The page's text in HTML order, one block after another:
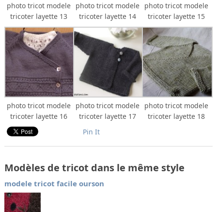
photo tricot modele
tricoter layette 13
photo tricot modele
tricoter layette 14
photo tricot modele
tricoter layette 15
photo tricot modele
tricoter layette 16
photo tricot modele
tricoter layette 17
photo tricot modele
tricoter layette 18
Pin It
Modèles de tricot dans le même style
modele tricot facile ourson